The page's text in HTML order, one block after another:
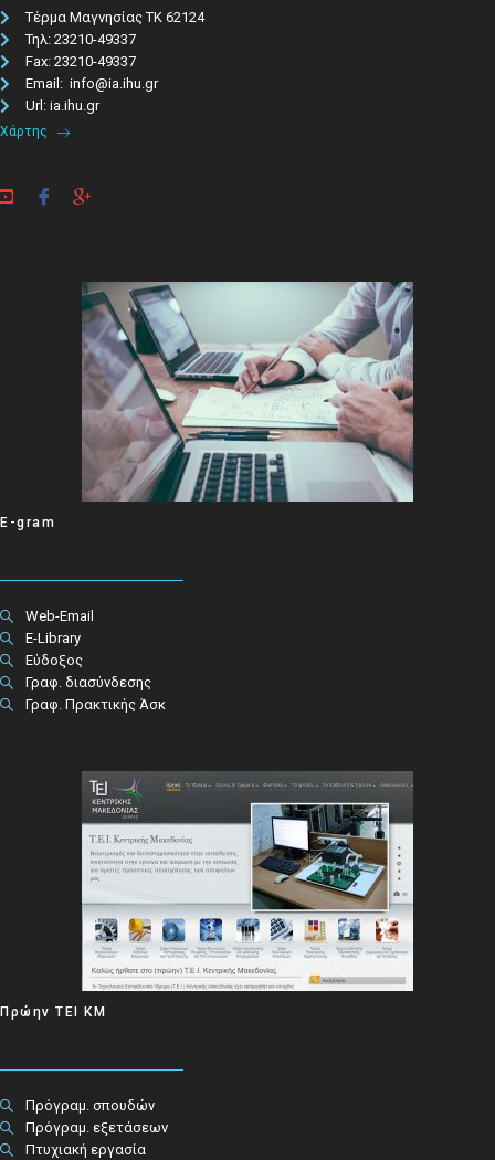
Τέρμα Μαγνησίας ΤΚ 62124
Τηλ: 23210-49337​
Fax: 23210-49337
Email: info@ia.ihu.gr
Url: ia.ihu.gr
Χάρτης
E-gram
Web-Email
E-Library
Εύδοξος
Γραφ. διασύνδεσης
Γραφ. Πρακτικής Άσκ
Πρώην ΤΕΙ ΚΜ
Πρόγραμ. σπουδών
Πρόγραμ. εξετάσεων
Πτυχιακή εργασία